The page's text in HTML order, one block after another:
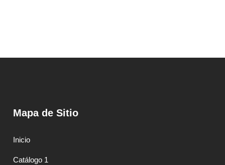
Mapa de Sitio
Inicio
Catálogo 1